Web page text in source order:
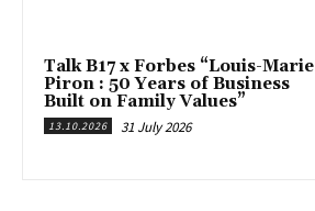
Talk B17 x Forbes “Louis-Marie
Piron : 50 Years of Business
Built on Family Values”
13.10.2026 31 July 2026